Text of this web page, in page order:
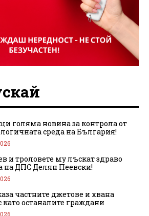
голяма новина за контрола от
среда на България!
и троловете му лъскат здраво
ДПС Делян Пеевски!
частните джетове и хвана
останалите граждани